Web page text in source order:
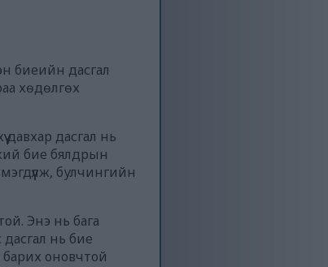
биеийн дасгал
хөдөлгөх
давхар дасгал нь
бие бялдрын
булчингийн
Энэ нь бага
нь бие
барих оновчтой